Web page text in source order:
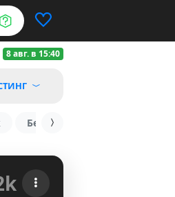
8 авг. в 15:40
БедВарс